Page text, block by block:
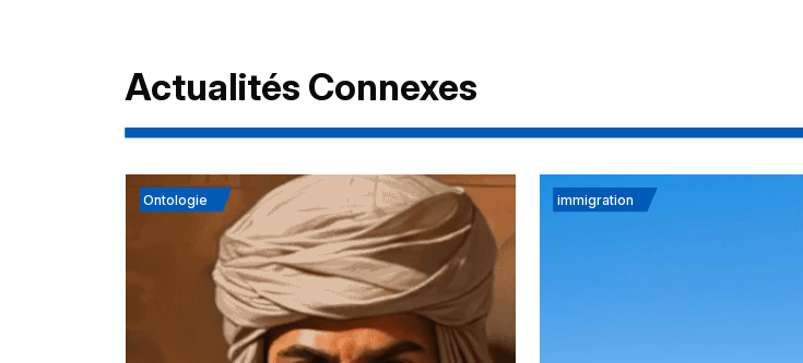
Actualités Connexes
Ontologie immigration